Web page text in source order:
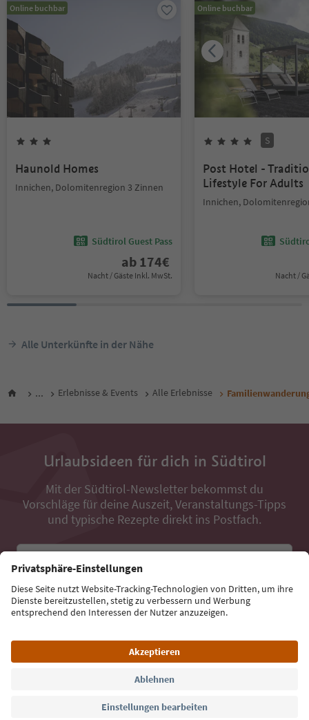
Online buchbar
Haunold Homes
Innichen, Dolomitenregion 3 Zinnen
Südtirol Guest Pass
ab 174€
Nacht / Gäste Inkl. MwSt.
Online buchbar
S
Post Hotel -
Lifestyle For Adults
Innichen,
Nacht /
Alle Unterkünfte in der Nähe
... Erlebnisse & Events Alle Erlebnisse
Urlaubsideen für dich in Südtirol
Mit der Südtirol-Newsletter bekommst du
Vorschläge für deine Auszeit, Veranstaltungs-Tipps
und typische Rezepte direkt ins Postfach.
Jetzt anmelden